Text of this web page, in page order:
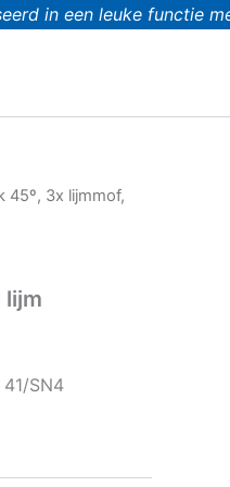
in een leuke functie
45º, 3x lijmmof,
lijm
SN4